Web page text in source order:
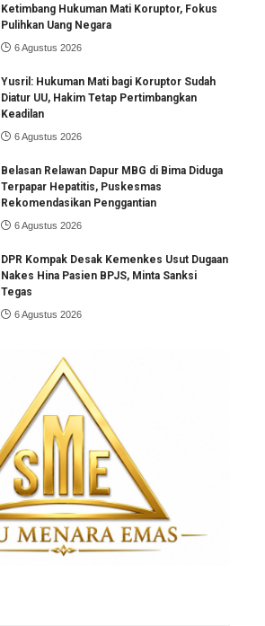
Ketimbang Hukuman Mati Koruptor, Fokus
Pulihkan Uang Negara
6 Agustus 2026
Yusril: Hukuman Mati bagi Koruptor Sudah
Diatur UU, Hakim Tetap Pertimbangkan
Keadilan
6 Agustus 2026
Belasan Relawan Dapur MBG di Bima Diduga
Terpapar Hepatitis, Puskesmas
Rekomendasikan Penggantian
6 Agustus 2026
DPR Kompak Desak Kemenkes Usut Dugaan
Nakes Hina Pasien BPJS, Minta Sanksi
Tegas
6 Agustus 2026